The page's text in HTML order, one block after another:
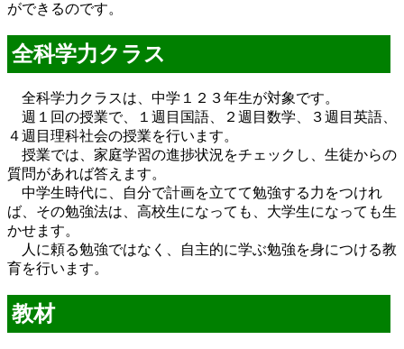
ができるのです。
全科学力クラス
全科学力クラスは、中学１２３年生が対象です。
週１回の授業で、１週目国語、２週目数学、３週目英語、
４週目理科社会の授業を行います。
授業では、家庭学習の進捗状況をチェックし、生徒からの
質問があれば答えます。
中学生時代に、自分で計画を立てて勉強する力をつけれ
ば、その勉強法は、高校生になっても、大学生になっても生
かせます。
人に頼る勉強ではなく、自主的に学ぶ勉強を身につける教
育を行います。
教材